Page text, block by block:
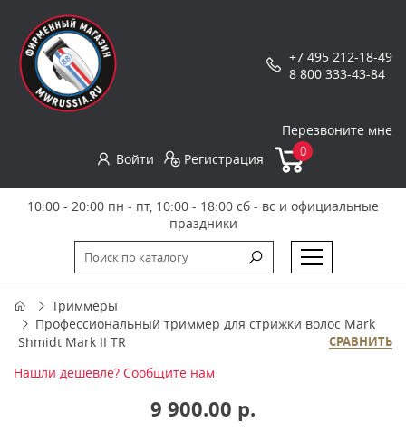
+7 495 212-18-49
8 800 333-43-84
Перезвоните мне
Войти
Регистрация 0
10:00 - 20:00 пн - пт, 10:00 - 18:00 сб - вс и официальные
праздники
Триммеры
Профессиональный триммер для стрижки волос Mark
Shmidt Mark II TR
СРАВНИТЬ
Нашли дешевле? Сообщите нам
9 900.00 р.